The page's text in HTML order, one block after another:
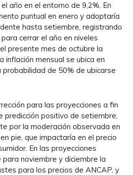
año en el entorno de 9,2%. En
puntual en enero y adoptaría
hasta setiembre, registrando
cerrar el año en niveles
presente mes de octubre la
inflación mensual se ubica en
de 50% de ubicarse
para las proyecciones a fin
predicción positivo de setiembre,
por la moderación observada en
pie, que impactaría en el precio
En las proyecciones
noviembre y diciembre la
para los precios de ANCAP, y